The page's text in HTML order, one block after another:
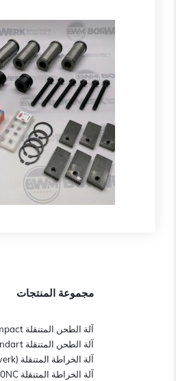
مجموعة المنتجات
آلة الطحن المتنقلة BM 40 Compact
آلة الطحن المتنقلة BM 40 Standart
آلة الخراطة المتنقلة BM 50 (Borwerk)
آلة الخراطة المتنقلة BM 60NC